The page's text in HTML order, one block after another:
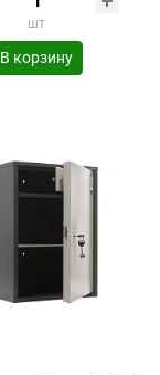
шт
В корзину